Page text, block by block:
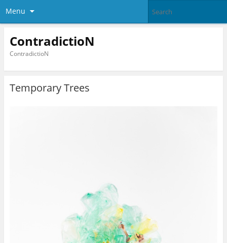
Menu
ContradictioN
ContradictioN
Temporary Trees